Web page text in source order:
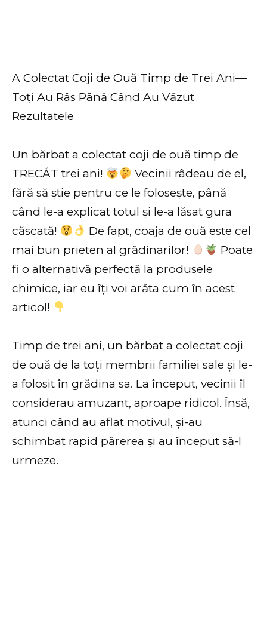
A Colectat Coji de Ouă Timp de Trei Ani—
Toți Au Râs Până Când Au Văzut
Rezultatele
Un bărbat a colectat coji de ouă timp de
TRECĂT trei ani!
Vecinii râdeau de el,
fără să știe pentru ce le folosește, până
când le-a explicat totul și le-a lăsat gura
căscată!
De fapt, coaja de ouă este cel
mai bun prieten al grădinarilor!
Poate
fi o alternativă perfectă la produsele
chimice, iar eu îți voi arăta cum în acest
articol!
Timp de trei ani, un bărbat a colectat coji
de ouă de la toți membrii familiei sale și le-
a folosit în grădina sa. La început, vecinii îl
considerau amuzant, aproape ridicol. Însă,
atunci când au aflat motivul, și-au
schimbat rapid părerea și au început să-l
urmeze.